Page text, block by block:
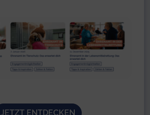
JETZT ENTDECKEN